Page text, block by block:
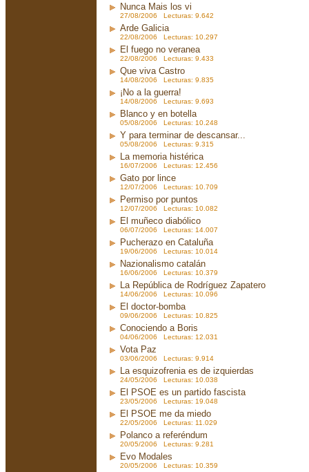
Nunca Mais los vi
27/08/2006 Lecturas: 9.642
Arde Galicia
22/08/2006 Lecturas: 10.297
El fuego no veranea
22/08/2006 Lecturas: 9.433
Que viva Castro
14/08/2006 Lecturas: 9.835
¡No a la guerra!
14/08/2006 Lecturas: 9.693
Blanco y en botella
05/08/2006 Lecturas: 10.248
Y para terminar de descansar...
05/08/2006 Lecturas: 9.315
La memoria histérica
16/07/2006 Lecturas: 12.456
Gato por lince
12/07/2006 Lecturas: 10.709
Permiso por puntos
12/07/2006 Lecturas: 10.082
El muñeco diabólico
06/07/2006 Lecturas: 14.007
Pucherazo en Cataluña
19/06/2006 Lecturas: 10.014
Nazionalismo catalán
16/06/2006 Lecturas: 10.379
La República de Rodríguez Zapatero
14/06/2006 Lecturas: 10.096
El doctor-bomba
09/06/2006 Lecturas: 10.825
Conociendo a Boris
04/06/2006 Lecturas: 12.031
Vota Paz
03/06/2006 Lecturas: 9.914
La esquizofrenia es de izquierdas
24/05/2006 Lecturas: 10.038
El PSOE es un partido fascista
23/05/2006 Lecturas: 19.048
El PSOE me da miedo
22/05/2006 Lecturas: 11.029
Polanco a referéndum
20/05/2006 Lecturas: 9.281
Evo Modales
20/05/2006 Lecturas: 10.359